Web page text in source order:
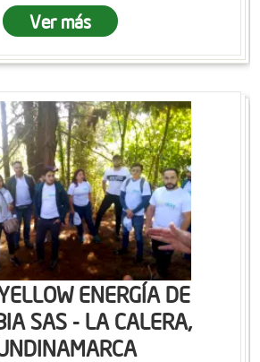
Ver más
ENERGÍA DE
SAS - LA CALERA,